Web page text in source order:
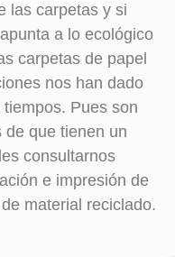
las carpetas y si
a lo ecológico
carpetas de papel
nos han dado
Pues son
que tienen un
consultarnos
e impresión de
material reciclado.